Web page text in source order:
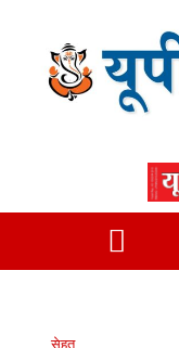
सेहत